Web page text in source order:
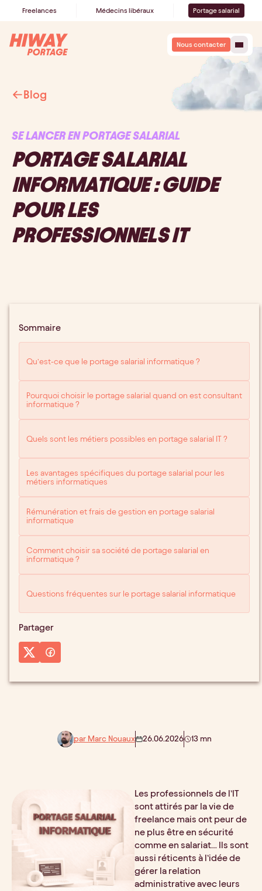
Freelances Médecins libéraux Portage salarial
Nous contacter
Blog
SE LANCER EN PORTAGE SALARIAL
PORTAGE SALARIAL
INFORMATIQUE : GUIDE
POUR LES
PROFESSIONNELS IT
Sommaire
Qu’est-ce que le portage salarial informatique ?
Pourquoi choisir le portage salarial quand on est consultant
informatique ?
Quels sont les métiers possibles en portage salarial IT ?
Les avantages spécifiques du portage salarial pour les
métiers informatiques
Rémunération et frais de gestion en portage salarial
informatique
Comment choisir sa société de portage salarial en
informatique ?
Questions fréquentes sur le portage salarial informatique
Partager
par Marc Nouaux 26.06.2026 13 mn
Les professionnels de l’IT
sont attirés par la vie de
freelance mais ont peur de
ne plus être en sécurité
comme en salariat… Ils sont
aussi réticents à l’idée de
gérer la relation
administrative avec leurs